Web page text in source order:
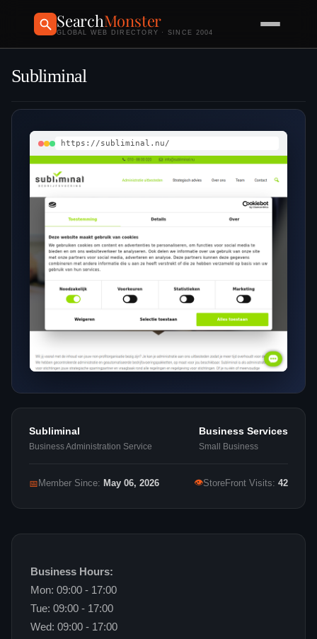
SearchMonster
GLOBAL WEB DIRECTORY · SINCE 2004
Subliminal
https://subliminal.nu/
Subliminal
Business Administration Service
Business Services
Small Business
📅 Member Since: May 06, 2026 👁StoreFront Visits: 42
Business Hours:
Mon: 09:00 - 17:00
Tue: 09:00 - 17:00
Wed: 09:00 - 17:00